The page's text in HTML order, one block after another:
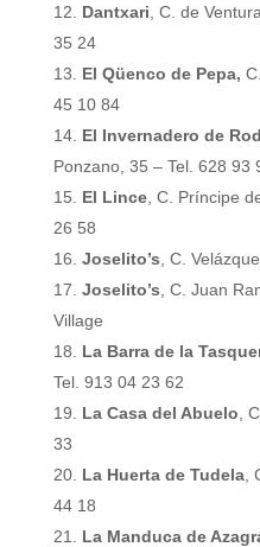
Dantxari , C. de
35 24
El Qüenco de Pepa,
45 10 84
El Invernadero de
Ponzano, 35 – Tel. 628 93
El Lince, C. Príncipe
26 58
Joselito’s , C.
Joselito’s , C. Juan
Village
La Barra de la
Tel. 913 04 23 62
La Casa del Abuelo ,
33
La Huerta de Tudela,
44 18
La Manduca de